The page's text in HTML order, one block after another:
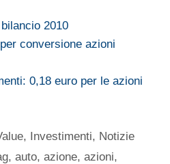
2010
conversione azioni
0,18 euro per le azioni
, Investimenti, Notizie
,auto,azione,azioni,